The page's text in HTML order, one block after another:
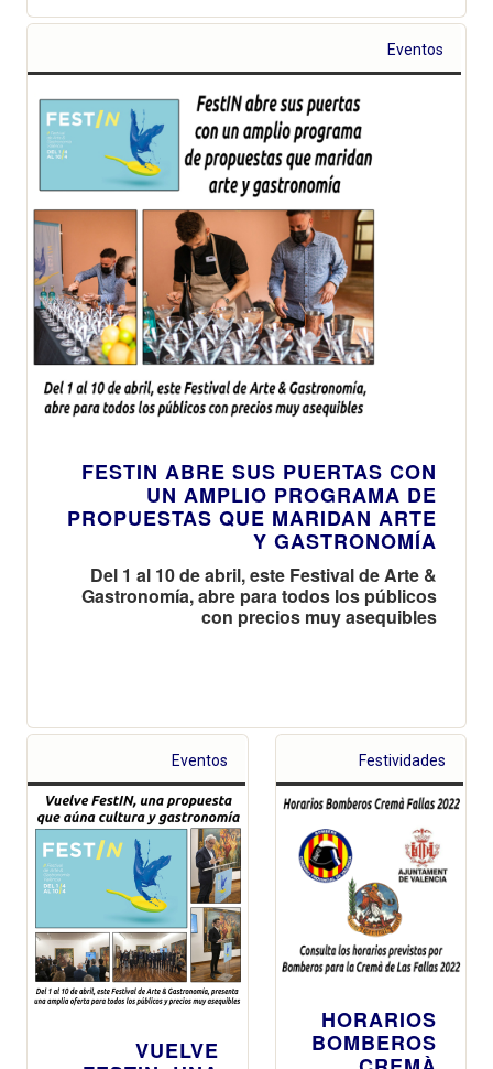
Eventos
FESTIN ABRE SUS PUERTAS CON
UN AMPLIO PROGRAMA DE
PROPUESTAS QUE MARIDAN ARTE
Y GASTRONOMÍA
Del 1 al 10 de abril, este Festival de Arte &
Gastronomía, abre para todos los públicos
con precios muy asequibles
Eventos
VUELVE
Festividades
HORARIOS
BOMBEROS